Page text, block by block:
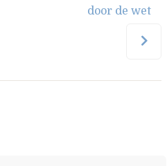
door de wet